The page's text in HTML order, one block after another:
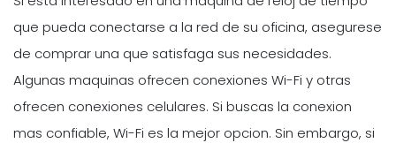
que pueda conectarse a la red de su oficina, asegurese
de comprar una que satisfaga sus necesidades.
Algunas maquinas ofrecen conexiones Wi-Fi y otras
ofrecen conexiones celulares. Si buscas la conexion
mas confiable, Wi-Fi es la mejor opcion. Sin embargo, si